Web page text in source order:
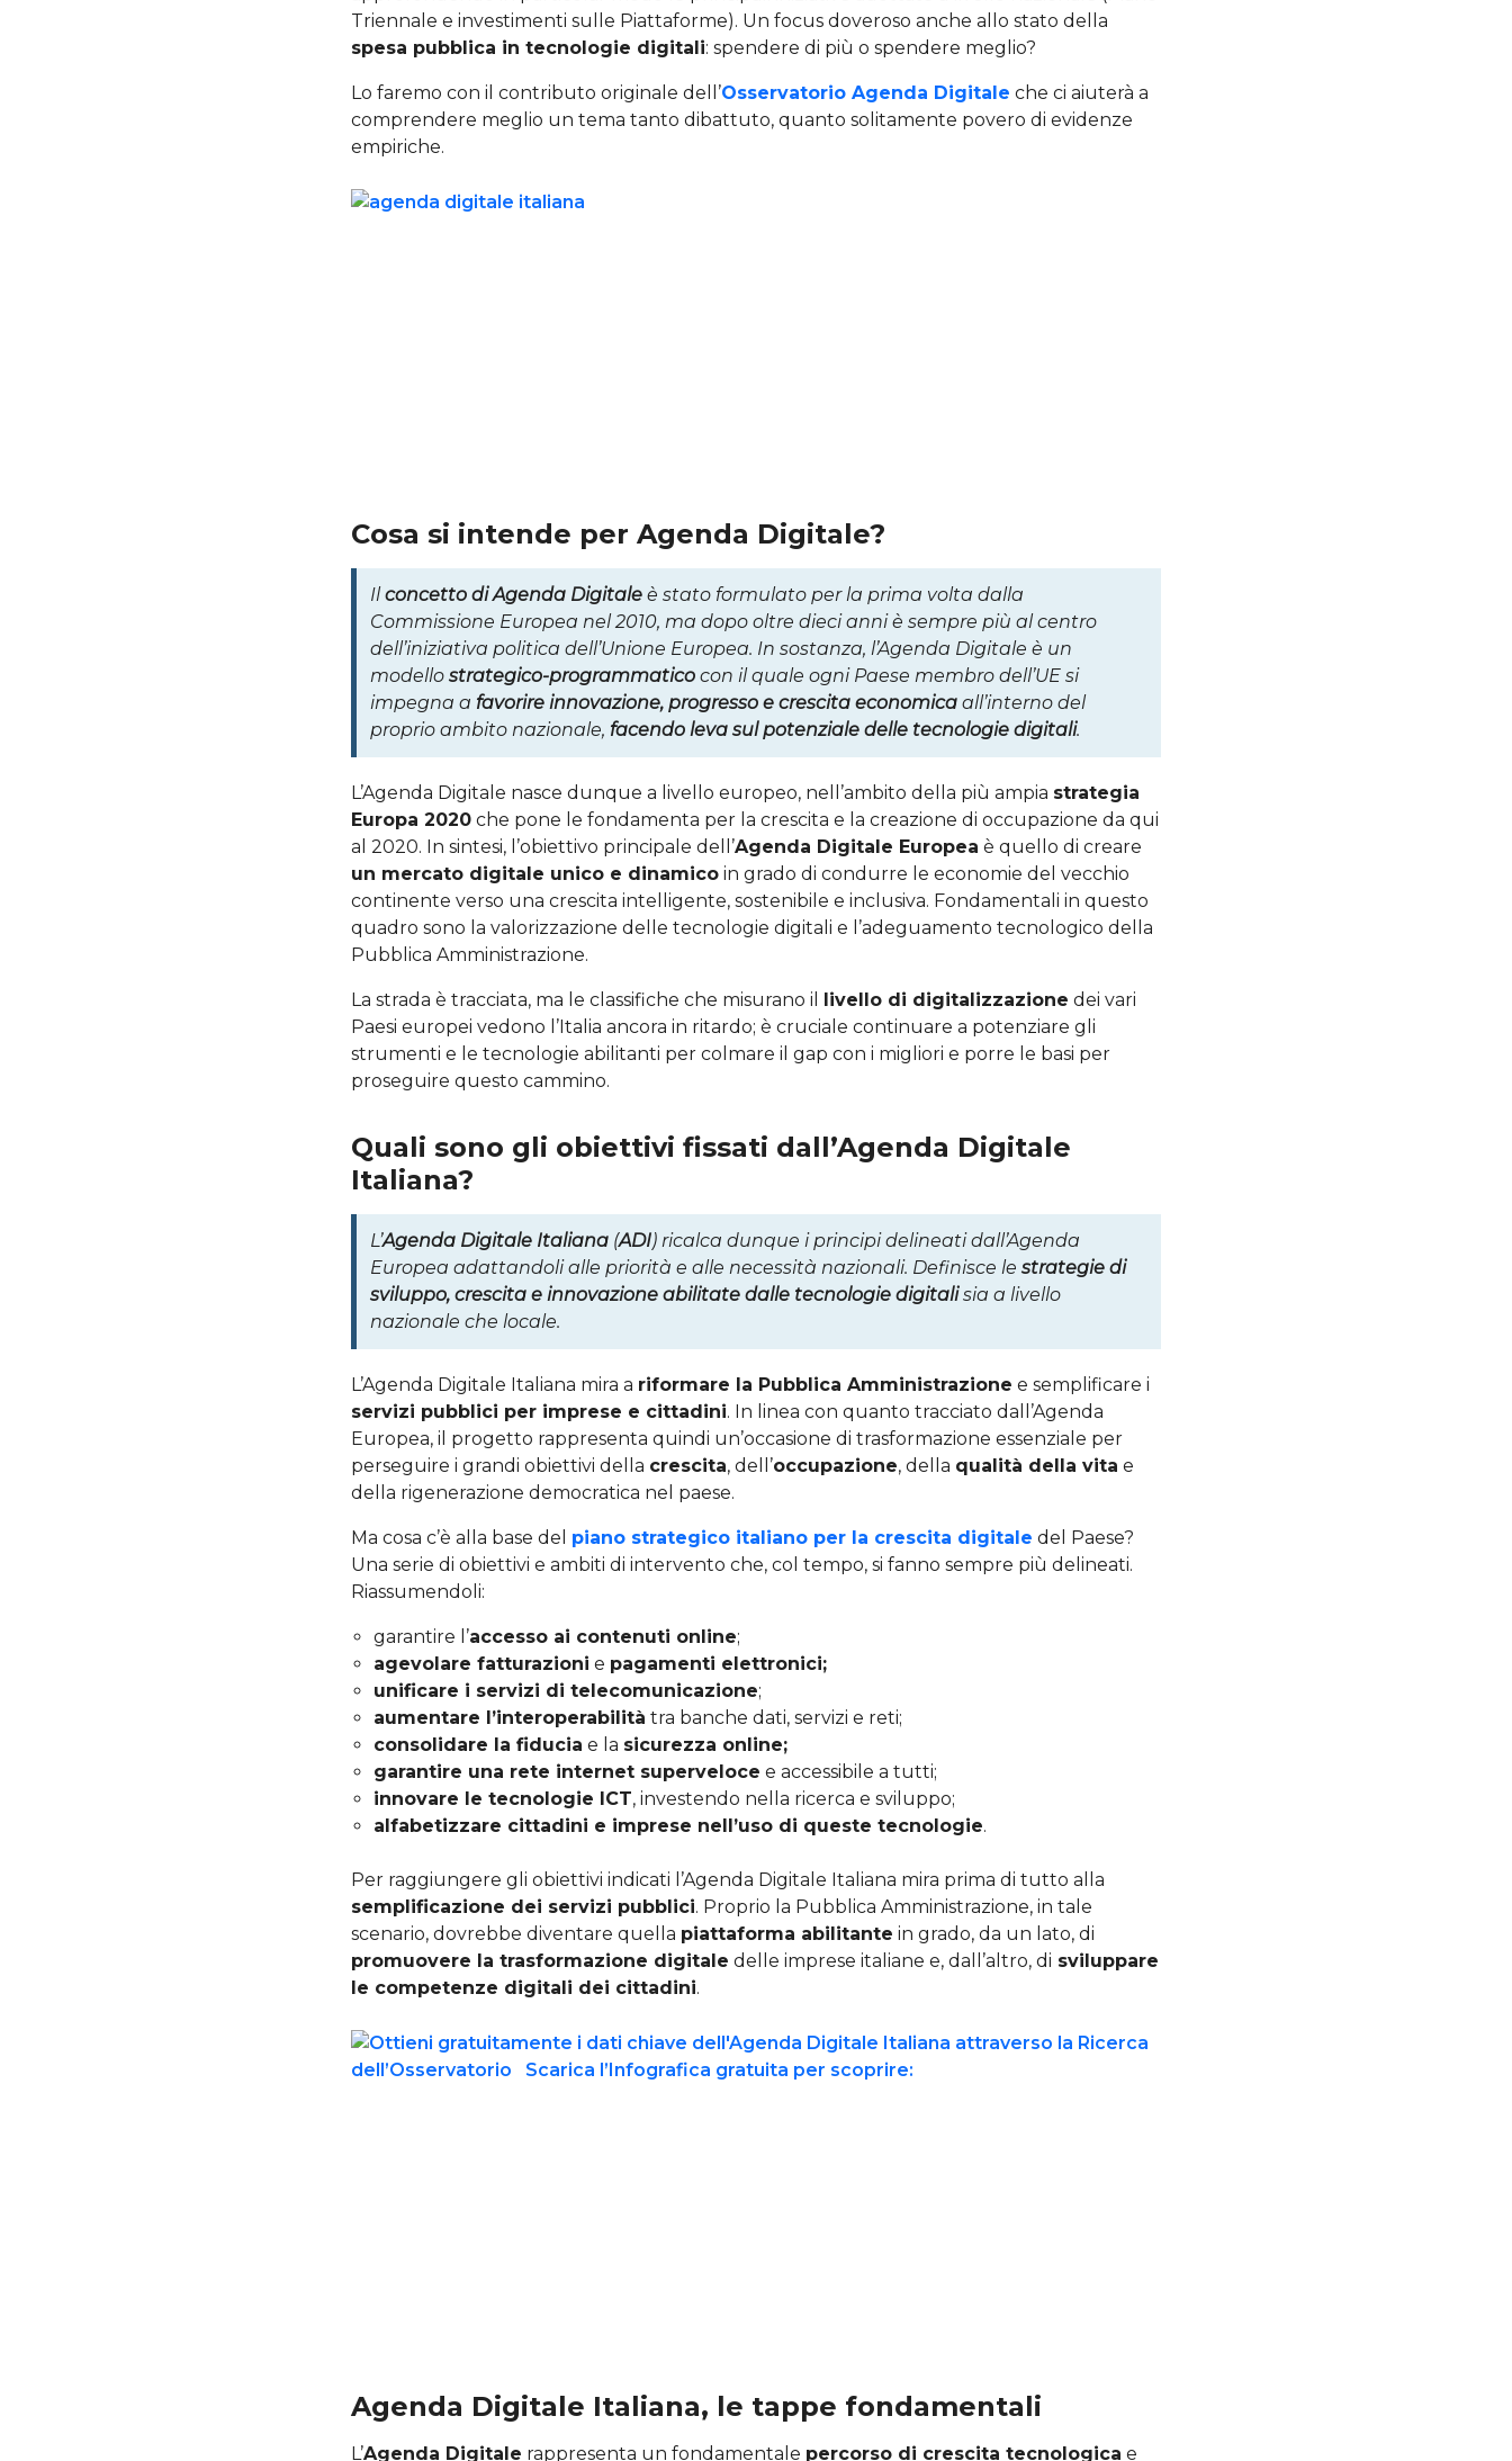
Triennale e investimenti sulle Piattaforme). Un focus doveroso anche allo stato della
spesa pubblica in tecnologie digitali: spendere di più o spendere meglio?
Lo faremo con il contributo originale dell’Osservatorio Agenda Digitale che ci aiuterà a
comprendere meglio un tema tanto dibattuto, quanto solitamente povero di evidenze
empiriche.
Cosa si intende per Agenda Digitale?
Ilconcetto di Agenda Digitale è stato formulato per la prima volta dalla
Commissione Europea nel 2010, ma dopo oltre dieci anni è sempre più al centro
dell’iniziativa politica dell’Unione Europea. In sostanza, l’Agenda Digitale è un
modello strategico-programmatico con il quale ogni Paese membro dell’UE si
impegna a favorire innovazione, progresso e crescita economica all’interno del
proprio ambito nazionale, facendo leva sul potenziale delle tecnologie digitali.
L’Agenda Digitale nasce dunque a livello europeo, nell’ambito della più ampia strategia
Europa 2020 che pone le fondamenta per la crescita e la creazione di occupazione da qui
al 2020. In sintesi, l’obiettivo principale dell’Agenda Digitale Europea è quello di creare
un mercato digitale unico e dinamico in grado di condurre le economie del vecchio
continente verso una crescita intelligente, sostenibile e inclusiva. Fondamentali in questo
quadro sono la valorizzazione delle tecnologie digitali e l’adeguamento tecnologico della
Pubblica Amministrazione.
La strada è tracciata, ma le classifiche che misurano il livello di digitalizzazione dei vari
Paesi europei vedono l’Italia ancora in ritardo; è cruciale continuare a potenziare gli
strumenti e le tecnologie abilitanti per colmare il gap con i migliori e porre le basi per
proseguire questo cammino.
Quali sono gli obiettivi fissati dall’Agenda Digitale
Italiana?
L’Agenda Digitale Italiana (ADI) ricalca dunque i principi delineati dall’Agenda
Europea adattandoli alle priorità e alle necessità nazionali. Definisce le strategie di
sviluppo, crescita e innovazione abilitate dalle tecnologie digitalisia a livello
nazionale che locale.
L’Agenda Digitale Italiana mira a riformare la Pubblica Amministrazione e semplificare i
servizi pubblici per imprese e cittadini. In linea con quanto tracciato dall’Agenda
Europea, il progetto rappresenta quindi un’occasione di trasformazione essenziale per
perseguire i grandi obiettivi della crescita, dell’occupazione, della qualità della vita e
della rigenerazione democratica nel paese.
Ma cosa c’è alla base del piano strategico italiano per la crescita digitale del Paese?
Una serie di obiettivi e ambiti di intervento che, col tempo, si fanno sempre più delineati.
Riassumendoli:
garantire l’accesso ai contenuti online;
agevolare fatturazioni e pagamenti elettronici;
unificare i servizi di telecomunicazione;
aumentare l’interoperabilità tra banche dati, servizi e reti;
consolidare la fiducia e la sicurezza online;
garantire una rete internet superveloce e accessibile a tutti;
innovare le tecnologie ICT, investendo nella ricerca e sviluppo;
alfabetizzare cittadini e imprese nell’uso di queste tecnologie.
Per raggiungere gli obiettivi indicati l’Agenda Digitale Italiana mira prima di tutto alla
semplificazione dei servizi pubblici. Proprio la Pubblica Amministrazione, in tale
scenario, dovrebbe diventare quella piattaforma abilitante in grado, da un lato, di
promuovere la trasformazione digitale delle imprese italiane e, dall’altro, di sviluppare
le competenze digitali dei cittadini.
Agenda Digitale Italiana, le tappe fondamentali
L’Agenda Digitale rappresenta un fondamentale percorso di crescita tecnologica e